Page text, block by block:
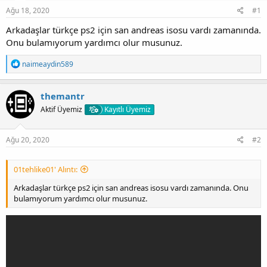
Ağu 18, 2020 #1
Arkadaşlar türkçe ps2 için san andreas isosu vardı zamanında.
Onu bulamıyorum yardımcı olur musunuz.
T
e
p
k
i
l
e
r
:
naimeaydin589
themantr
Aktif Üyemiz Kayıtlı Üyemiz
Ağu 20, 2020 #2
01tehlike01' Alıntı:
Arkadaşlar türkçe ps2 için san andreas isosu vardı zamanında. Onu
bulamıyorum yardımcı olur musunuz.